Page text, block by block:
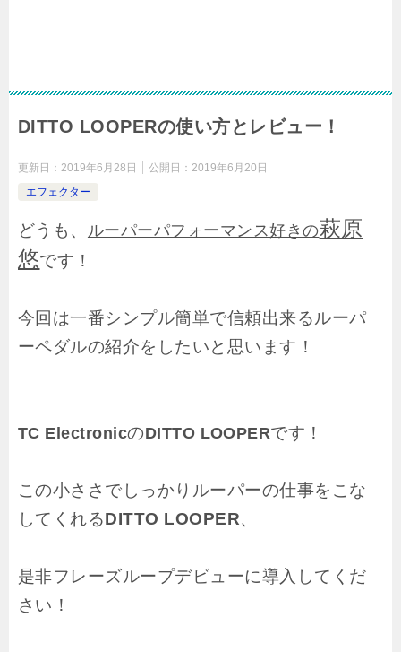
DITTO LOOPERの使い方とレビュー！
更新日： 2019年6月28日 公開日： 2019年6月20日
エフェクター
どうも、 ルーパーパフォーマンス好きの萩原
悠です！
今回は一番シンプル簡単で信頼出来るルーパ
ーペダルの紹介をしたいと思います！
TC ElectronicのDITTO LOOPERです！
この小ささでしっかりルーパーの仕事をこな
してくれるDITTO LOOPER、
是非フレーズループデビューに導入してくだ
さい！